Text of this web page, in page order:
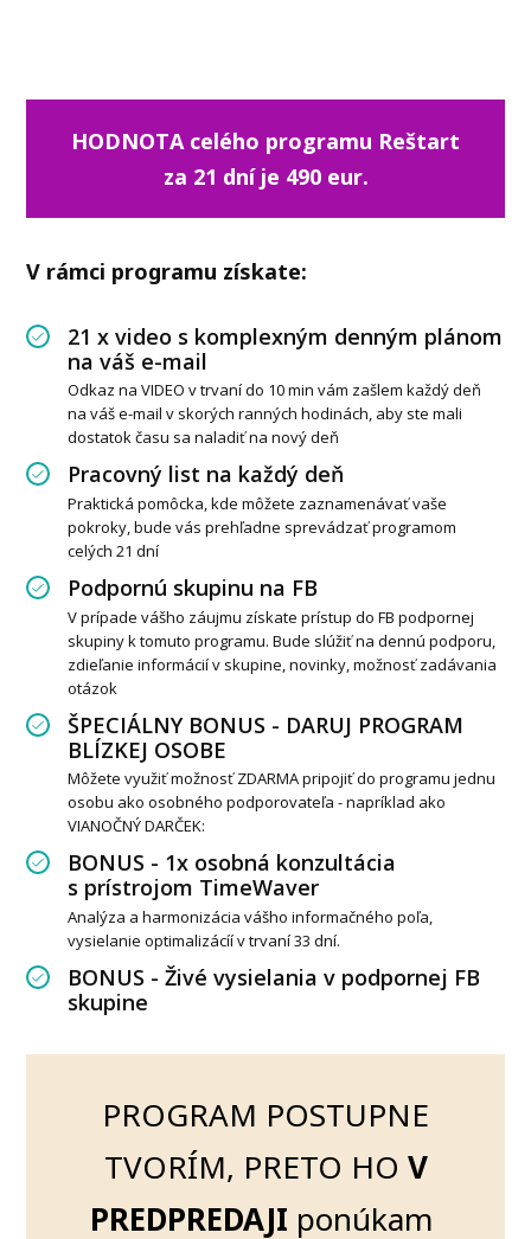
HODNOTA celého programu Reštart
za 21 dní je 490 eur.
V rámci programu získate:
21 x video s komplexným denným plánom
na váš e-mail
Odkaz na VIDEO v trvaní do 10 min vám zašlem každý deň
na váš e-mail v skorých ranných hodinách, aby ste mali
dostatok času sa naladiť na nový deň
Pracovný list na každý deň
Praktická pomôcka, kde môžete zaznamenávať vaše
pokroky, bude vás prehľadne sprevádzať programom
celých 21 dní
Podpornú skupinu na FB
V prípade vášho záujmu získate prístup do FB podpornej
skupiny k tomuto programu. Bude slúžiť na dennú podporu,
zdieľanie informácií v skupine, novinky, možnosť zadávania
otázok
ŠPECIÁLNY BONUS - DARUJ PROGRAM
BLÍZKEJ OSOBE
Môžete využiť možnosť ZDARMA pripojiť do programu jednu
osobu ako osobného podporovateľa - napríklad ako
VIANOČNÝ DARČEK:
BONUS - 1x osobná konzultácia
s prístrojom TimeWaver
Analýza a harmonizácia vášho informačného poľa,
vysielanie optimalizácíí v trvaní 33 dní.
BONUS - Živé vysielania v podpornej FB
skupine
PROGRAM POSTUPNE
TVORÍM, PRETO HO V
PREDPREDAJI ponúkam